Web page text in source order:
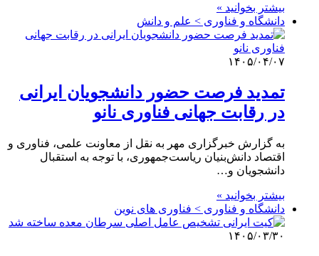
بیشتر بخوانید »
دانشگاه و فناوری > علم و دانش
۱۴۰۵/۰۴/۰۷
تمدید فرصت حضور دانشجویان ایرانی
در رقابت جهانی فناوری نانو
به گزارش خبرگزاری مهر به نقل از معاونت علمی، فناوری و
اقتصاد دانش‌بنیان ریاست‌جمهوری، با توجه به استقبال
دانشجویان و…
بیشتر بخوانید »
دانشگاه و فناوری > فناوری های نوین
۱۴۰۵/۰۳/۳۰